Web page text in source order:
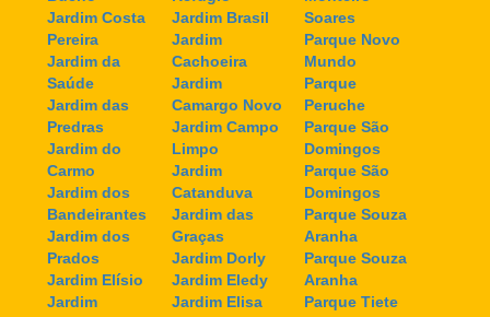
Jardim Costa
Pereira
Jardim da
Saúde
Jardim das
Predras
Jardim do
Carmo
Jardim dos
Bandeirantes
Jardim dos
Prados
Jardim Elísio
Jardim
Jardim Brasil
Jardim
Cachoeira
Jardim
Camargo Novo
Jardim Campo
Limpo
Jardim
Catanduva
Jardim das
Graças
Jardim Dorly
Jardim Eledy
Jardim Elisa
Soares
Parque Novo
Mundo
Parque
Peruche
Parque São
Domingos
Parque São
Domingos
Parque Souza
Aranha
Parque Souza
Aranha
Parque Tiete